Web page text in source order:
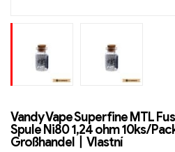
Vandy Vape Superfine MTL
Spule Ni80 1,24 ohm 10ks/
Großhandel丨Vlastní